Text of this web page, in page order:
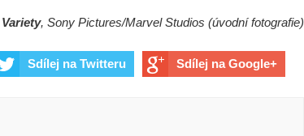
Variety, Sony Pictures/Marvel Studios (úvodní fotografie)
Sdílej na Twitteru Sdílej na Google+